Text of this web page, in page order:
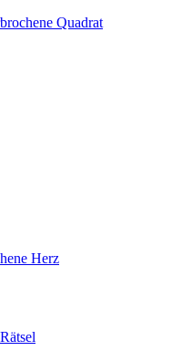
Quadrat
Herz